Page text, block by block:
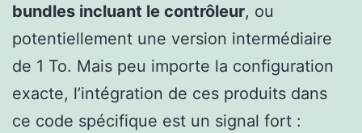
bundles incluant le contrôleur, ou
potentiellement une version intermédiaire
de 1 To. Mais peu importe la configuration
exacte, l’intégration de ces produits dans
ce code spécifique est un signal fort :